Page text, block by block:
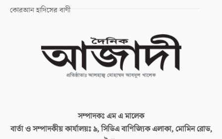
কোরআন হাদিসের বাণী
সম্পাদকঃএম এ মালেক
বার্তা ও সম্পাদকীয় কার্যালয়ঃ৯, সিডিএ বাণিজ্যিক এলাকা, মোমিন রোড,